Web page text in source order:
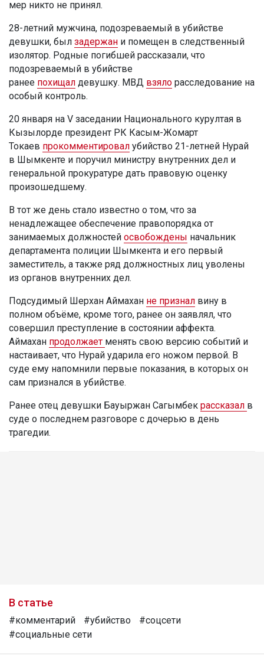
мер никто не принял.
28-летний мужчина, подозреваемый в убийстве
девушки, был задержан и помещен в следственный
изолятор. Родные погибшей рассказали, что
подозреваемый в убийстве
ранее похищал девушку. МВД взяло расследование на
особый контроль.
20 января на V заседании Национального курултая в
Кызылорде президент РК Касым-Жомарт
Токаев прокомментировал убийство 21-летней Нурай
в Шымкенте и поручил министру внутренних дел и
генеральной прокуратуре дать правовую оценку
произошедшему.
В тот же день стало известно о том, что за
ненадлежащее обеспечение правопорядка от
занимаемых должностей освобождены начальник
департамента полиции Шымкента и его первый
заместитель, а также ряд должностных лиц уволены
из органов внутренних дел.
Подсудимый Шерхан Аймахан не признал вину в
полном объёме, кроме того, ранее он заявлял, что
совершил преступление в состоянии аффекта.
Аймахан продолжает менять свою версию событий и
настаивает, что Нурай ударила его ножом первой. В
суде ему напомнили первые показания, в которых он
сам признался в убийстве.
Ранее отец девушки Бауыржан Сагымбек рассказал в
суде о последнем разговоре с дочерью в день
трагедии.
В статье
#комментарий #убийство
#соцсети
#социальные сети